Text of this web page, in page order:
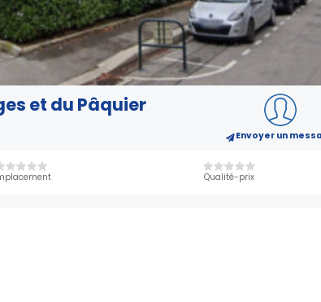
et du Pâquier
Envoyer un
Qualité-prix